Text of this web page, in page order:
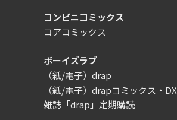
コンビニコミックス
コアコミックス
ボーイズラブ
（紙/電子）drap
（紙/電子）drapコミックス・DX
雑誌「drap」定期購読